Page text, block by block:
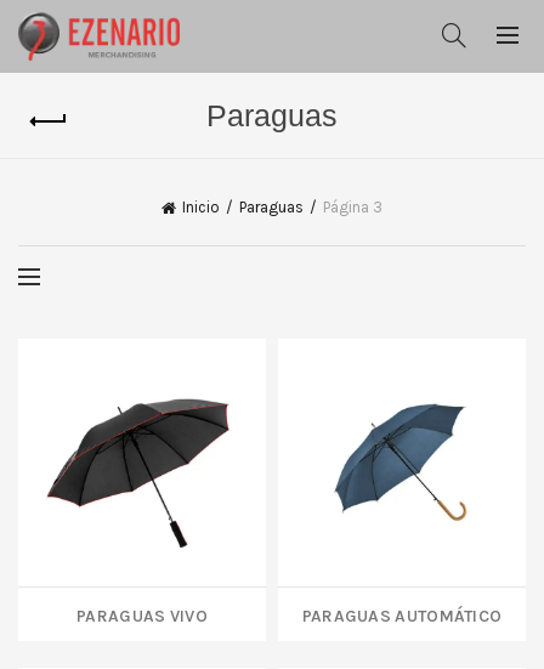
Paraguas
Inicio Paraguas Página 3
PARAGUAS VIVO PARAGUAS AUTOMÁTICO